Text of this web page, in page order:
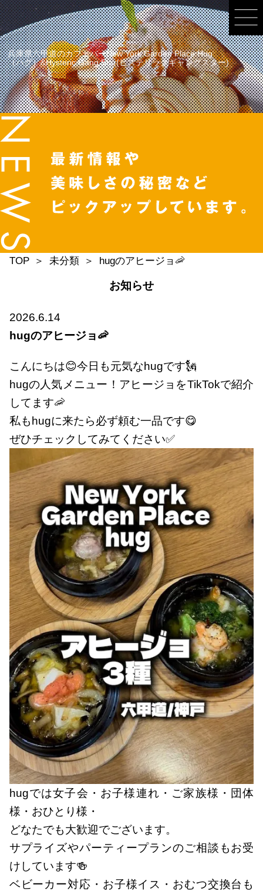
兵庫県六甲道のカフェバーNew York Garden Place Hug
（ハグ）&Hysteric Gang Star(ヒステリックギャングスター)
TOP 未分類 hugのアヒージョ🦐
お知らせ
2026.6.14
hugのアヒージョ🦐
こんにちは😊今日も元気なhugです🗽
hugの人気メニュー！アヒージョをTikTokで紹介
してます🦐
私もhugに来たら必ず頼む一品です😋
ぜひチェックしてみてください✅
hugでは女子会・お子様連れ・ご家族様・団体
様・おひとり様・
どなたでも大歓迎でございます。
サプライズやパーティープランのご相談もお受
けしています🍻
ベビーカー対応・お子様イス・おむつ交換台も